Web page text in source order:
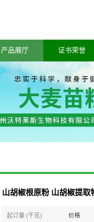
产品展厅 证书荣誉
山胡椒根原粉 山胡椒提取
起订量 (千克) 价格